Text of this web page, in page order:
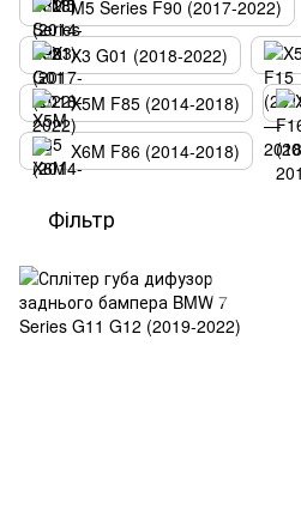
M5 Series F90 (2017-2022)
X3 G01 (2018-2022)
X5M F85 (2014-2018)
X6M F86 (2014-2018)
Фільтр